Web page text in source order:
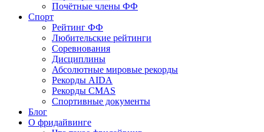
Почётные члены ФФ
Спорт
Рейтинг ФФ
Любительские рейтинги
Соревнования
Дисциплины
Абсолютные мировые рекорды
Рекорды AIDA
Рекорды CMAS
Спортивные документы
Блог
О фридайвинге